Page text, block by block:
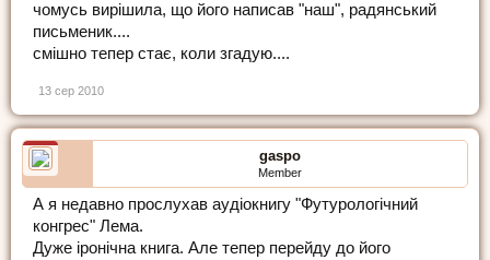
чомусь вирішила, що його написав "наш", радянський
письменик....
смішно тепер стає, коли згадую....
13 сер 2010
gaspo
Member
А я недавно прослухав аудіокнигу "Футурологічний
конгрес" Лема.
Дуже іронічна книга. Але тепер перейду до його